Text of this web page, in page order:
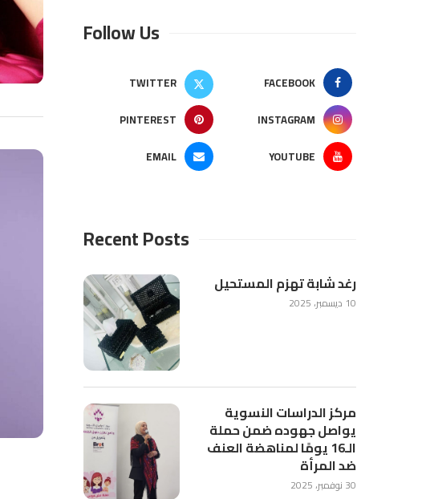
Follow Us
FACEBOOK
TWITTER
INSTAGRAM
PINTEREST
YOUTUBE
EMAIL
Recent Posts
رغد شابة تهزم المستحيل
10 ديسمبر، 2025
مركز الدراسات النسوية
يواصل جهوده ضمن حملة
الـ16 يومًا لمناهضة العنف
ضد المرأة
30 نوفمبر، 2025